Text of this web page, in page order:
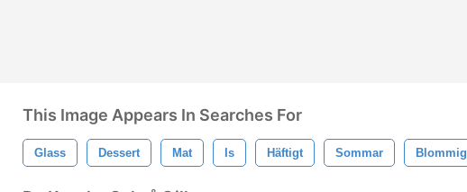
This Image Appears In Searches For
Glass Dessert Mat Is Häftigt Sommar Blommig